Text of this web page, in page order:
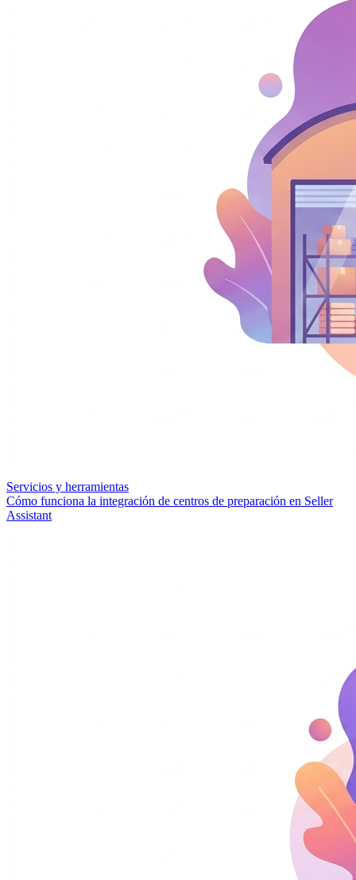
Servicios y herramientas
Cómo funciona la integración de centros de preparación en Seller
Assistant